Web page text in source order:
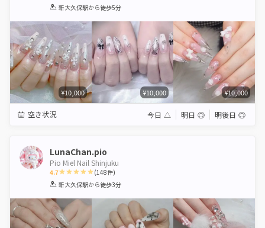
1 2 3 4 5
新大久保駅から徒歩5分
¥10,000 ¥10,000 ¥10,000
空き状況 今日 △ 明日 ◎ 明後日 ◎
LunaChan.pio
Pio Miel Nail Shinjuku
4.7
1 2 3 4 5
(148件)
新大久保駅から徒歩3分